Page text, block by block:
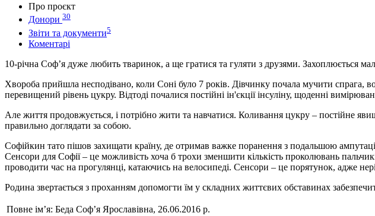
Про проєкт
Донори 30
Звіти та документи5
Коментарі
10-річна Соф’я дуже любить тваринок, а ще гратися та гуляти з друзями. Захоплюється
Хвороба прийшла несподівано, коли Соні було 7 років. Дівчинку почала мучити спрага,
перевищений рівень цукру. Відтоді почалися постійні ін'єкції інсуліну, щоденні
Але життя продовжується, і потрібно жити та навчатися. Коливання цукру – постійне
правильно доглядати за собою.
Софійкин тато пішов захищати країну, де отримав важке поранення з подальшою
Сенсори для Софії – це можливість хоча б трохи зменшити кількість проколювань
проводити час на прогулянці, катаючись на велосипеді. Сенсори – це порятунок, адже
Родина звертається з проханням допомогти їм у складних життєвих обставинах
Повне ім’я: Беда Соф’я Ярославівна, 26.06.2016 р.